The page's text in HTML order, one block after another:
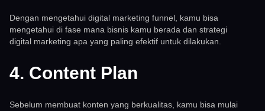
Dengan mengetahui digital marketing funnel, kamu bisa
mengetahui di fase mana bisnis kamu berada dan strategi
digital marketing apa yang paling efektif untuk dilakukan.
4. Content Plan
Sebelum membuat konten yang berkualitas, kamu bisa mulai